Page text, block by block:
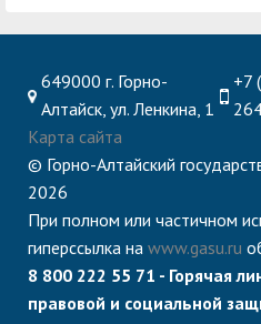
649000 г. Горно-
Алтайск, ул. Ленкина, 1
+7
Карта сайта
© Горно-Алтайский
2026
При полном или частичном
гиперссылка на www.gasu.ru
8 800 222 55 71 - Горячая
правовой и социальной